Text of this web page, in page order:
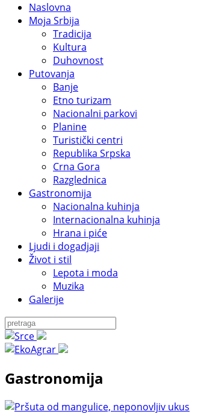
Naslovna
Moja Srbija
Tradicija
Kultura
Duhovnost
Putovanja
Banje
Etno turizam
Nacionalni parkovi
Planine
Turistički centri
Republika Srpska
Crna Gora
Razglednica
Gastronomija
Nacionalna kuhinja
Internacionalna kuhinja
Hrana i piće
Ljudi i dogadjaji
Život i stil
Lepota i moda
Muzika
Galerije
Gastronomija